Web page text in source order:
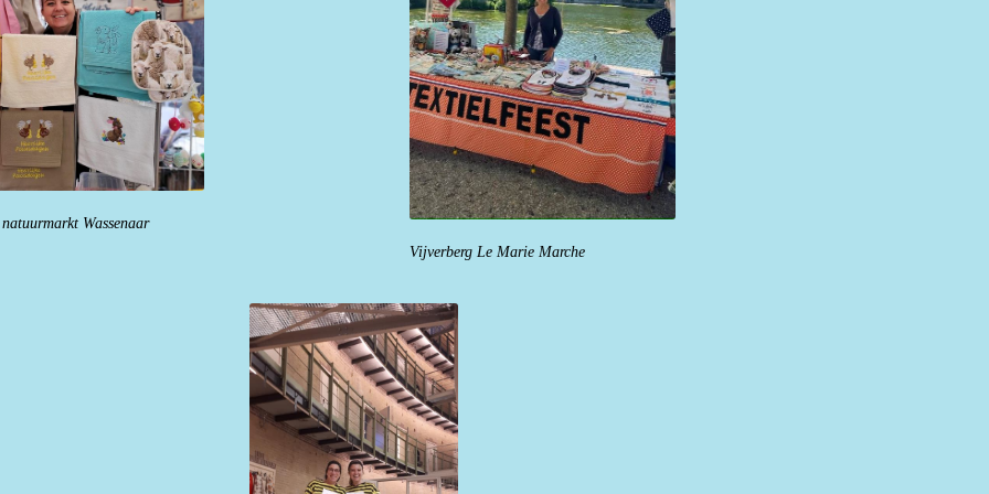
Wassenaar
Vijverberg Le Marie Marche